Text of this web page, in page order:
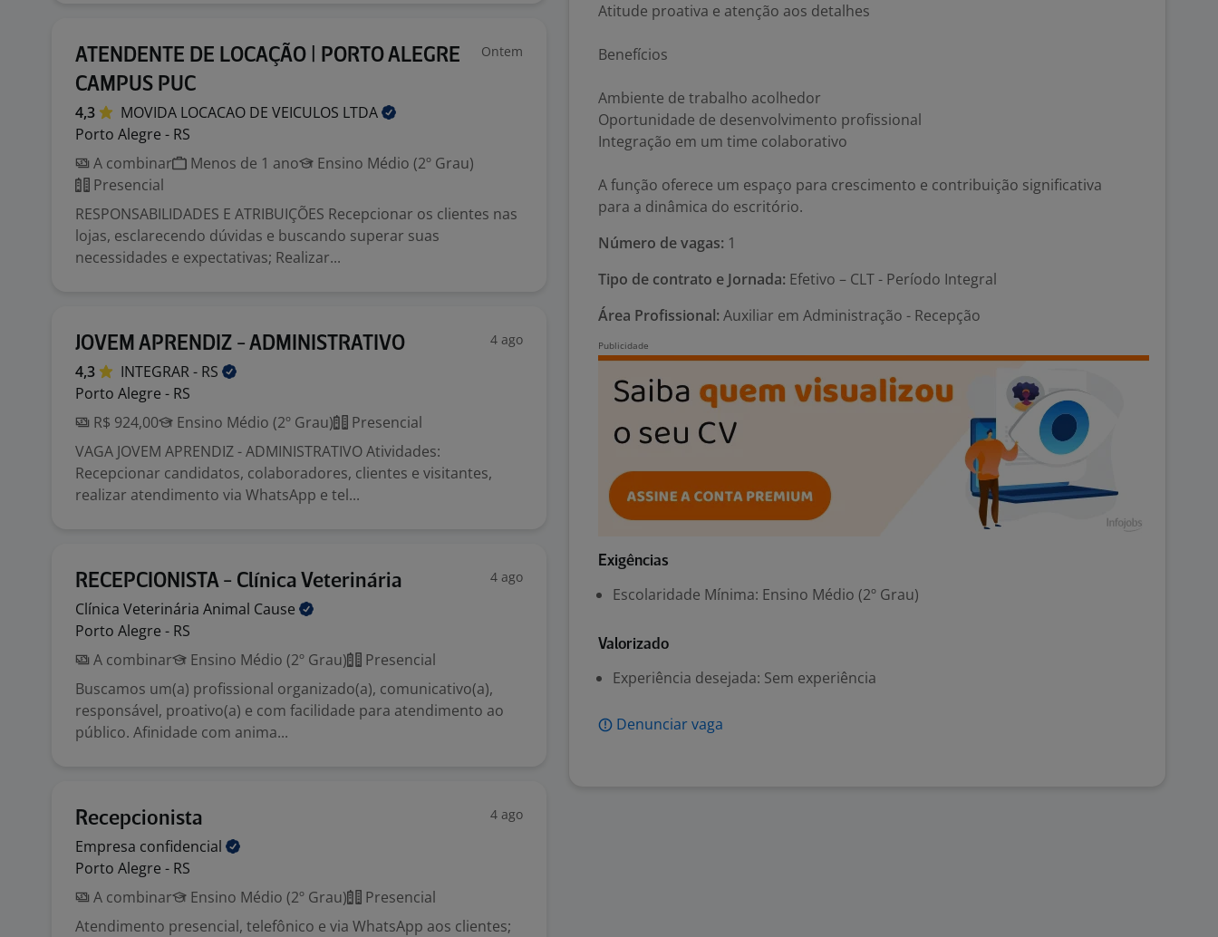
ATENDENTE DE LOCAÇÃO | PORTO ALEGRE
CAMPUS PUC
Ontem
4,3 MOVIDA LOCACAO DE VEICULOS LTDA
Porto Alegre - RS
A combinar
Menos de 1 ano
Ensino Médio (2º Grau)
Presencial
RESPONSABILIDADES E ATRIBUIÇÕES Recepcionar os clientes nas
lojas, esclarecendo dúvidas e buscando superar suas
necessidades e expectativas; Realizar...
JOVEM APRENDIZ - ADMINISTRATIVO 4 ago
4,3 INTEGRAR - RS
Porto Alegre - RS
R$ 924,00
Ensino Médio (2º Grau)
Presencial
VAGA JOVEM APRENDIZ - ADMINISTRATIVO Atividades:
Recepcionar candidatos, colaboradores, clientes e visitantes,
realizar atendimento via WhatsApp e tel...
RECEPCIONISTA - Clínica Veterinária 4 ago
Clínica Veterinária Animal Cause
Porto Alegre - RS
A combinar
Ensino Médio (2º Grau)
Presencial
Buscamos um(a) profissional organizado(a), comunicativo(a),
responsável, proativo(a) e com facilidade para atendimento ao
público. Afinidade com anima...
Recepcionista 4 ago
Empresa confidencial
Porto Alegre - RS
A combinar
Ensino Médio (2º Grau)
Presencial
Atendimento presencial, telefônico e via WhatsApp aos clientes;
Atitude proativa e atenção aos detalhes
Benefícios
Ambiente de trabalho acolhedor
Oportunidade de desenvolvimento profissional
Integração em um time colaborativo
A função oferece um espaço para crescimento e contribuição significativa
para a dinâmica do escritório.
Número de vagas: 1
Tipo de contrato e Jornada: Efetivo – CLT - Período Integral
Área Profissional: Auxiliar em Administração - Recepção
Exigências
Escolaridade Mínima: Ensino Médio (2º Grau)
Valorizado
Experiência desejada: Sem experiência
Denunciar vaga